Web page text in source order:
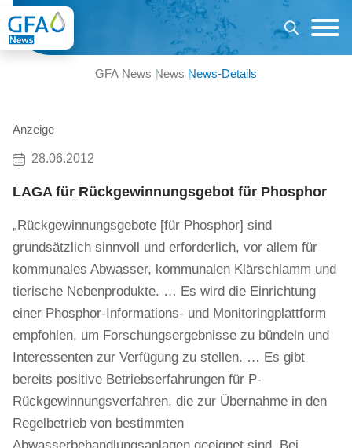
GFA News News News-Details
Anzeige
28.06.2012
LAGA für Rückgewinnungsgebot für Phosphor
„Rückgewinnungsgebote [für Phosphor] sind
grundsätzlich sinnvoll und erforderlich, vor allem für
kommunales Abwasser, kommunalen Klärschlamm und
tierische Nebenprodukte. … Es wird die Einrichtung
einer Phosphor-Informations- und Monitoringplattform
empfohlen, um Forschungsergebnisse zu bündeln und
Interessenten zur Verfügung zu stellen. … Es gibt
bereits positive Betriebserfahrungen für P-
Rückgewinnungsverfahren, die zur Übernahme in den
Regelbetrieb von bestimmten